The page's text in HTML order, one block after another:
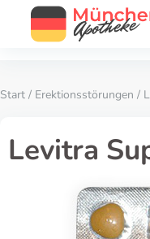
Start / Erektionsstörungen /
Levitra